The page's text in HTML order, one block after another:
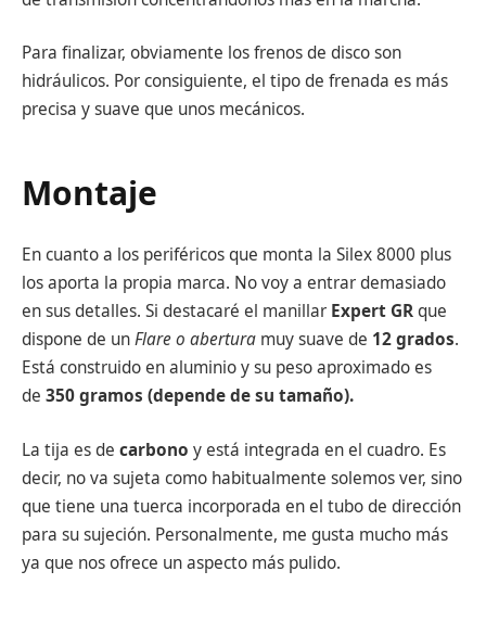
Para finalizar, obviamente los frenos de disco son
hidráulicos. Por consiguiente, el tipo de frenada es más
precisa y suave que unos mecánicos.
Montaje
En cuanto a los periféricos que monta la Silex 8000 plus
los aporta la propia marca. No voy a entrar demasiado
en sus detalles. Si destacaré el manillar Expert GRque
dispone de unFlare o abertura muy suave de 12 grados.
Está construido en aluminio y su peso aproximado es
de 350 gramos (depende de su tamaño).
La tija es de carbono y está integrada en el cuadro. Es
decir, no va sujeta como habitualmente solemos ver, sino
que tiene una tuerca incorporada en el tubo de dirección
para su sujeción. Personalmente, me gusta mucho más
ya que nos ofrece un aspecto más pulido.